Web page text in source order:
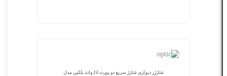
شارژر دیواری شارژ سریع دو پورت 24 وات بلکین مدل